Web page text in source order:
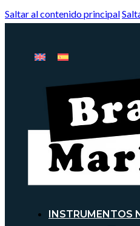
Saltar al contenido principal
INSTRUMENTOS